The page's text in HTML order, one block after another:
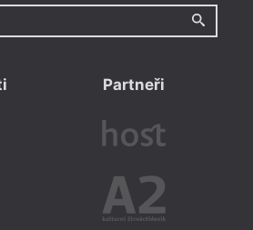
Partneři